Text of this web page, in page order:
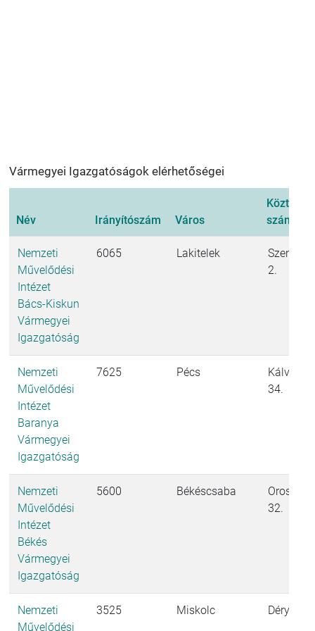
Vármegyei Igazgatóságok elérhetőségei
Név Irányítószám Város
szám
Nemzeti
Művelődési
Intézet
Bács-Kiskun
Vármegyei
Igazgatóság
6065 Lakitelek
2.
Nemzeti
Művelődési
Intézet
Baranya
Vármegyei
Igazgatóság
7625 Pécs
Kálvária
34.
Nemzeti
Művelődési
Intézet
Békés
Vármegyei
Igazgatóság
5600 Békéscsaba
32.
Nemzeti
Művelődési
3525 Miskolc Déryné